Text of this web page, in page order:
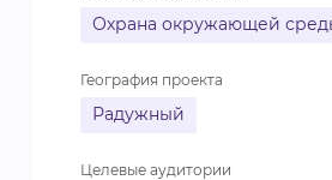
Охрана окружающей
География проекта
Радужный
Целевые аудитории